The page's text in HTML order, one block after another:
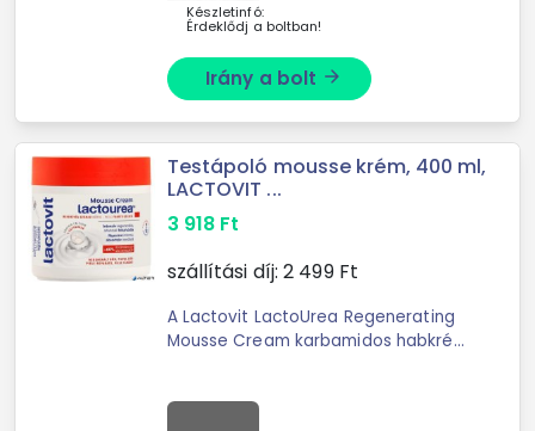
Készletinfó:
Érdeklődj a boltban!
Irány a bolt arrow_forward
Testápoló mousse krém, 400 ml,
LACTOVIT ...
3 918 Ft
szállítási díj: 2 499Ft
A Lactovit LactoUrea Regenerating
Mousse Cream karbamidos habkrém
bőrt. - tápláló, akárcsak egy krém, ...